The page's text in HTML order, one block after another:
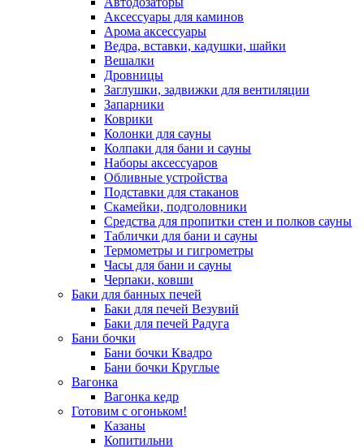
Аксессуары для каминов
Арома аксессуары
Ведра, вставки, кадушки, шайки
Вешалки
Дровницы
Заглушки, задвижки для вентиляции
Запарники
Коврики
Колонки для сауны
Колпаки для бани и сауны
Наборы аксессуаров
Обливные устройства
Подставки для стаканов
Скамейки, подголовники
Средства для пропитки стен и полков сауны
Таблички для бани и сауны
Термометры и гигрометры
Часы для бани и сауны
Черпаки, ковши
Баки для банных печей
Баки для печей Везувий
Баки для печей Радуга
Бани бочки
Бани бочки Квадро
Бани бочки Круглые
Вагонка
Вагонка кедр
Готовим с огоньком!
Казаны
Копитильни